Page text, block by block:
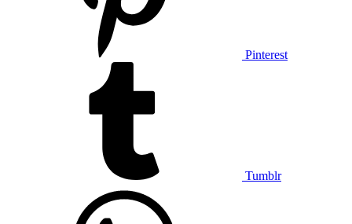
Pinterest
Tumblr